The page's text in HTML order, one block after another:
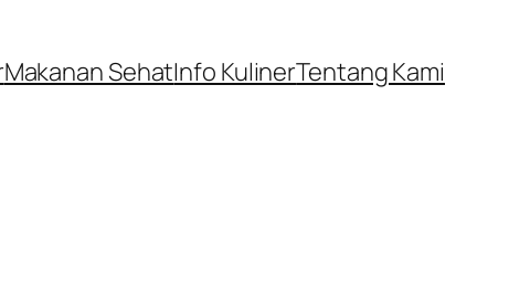
Makanan SehatInfo KulinerTentang Kami